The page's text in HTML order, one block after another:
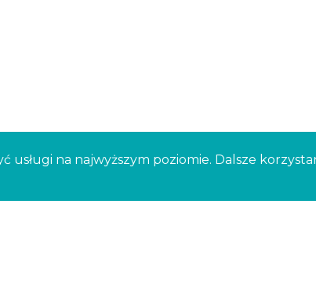
usługi na najwyższym poziomie. Dalsze